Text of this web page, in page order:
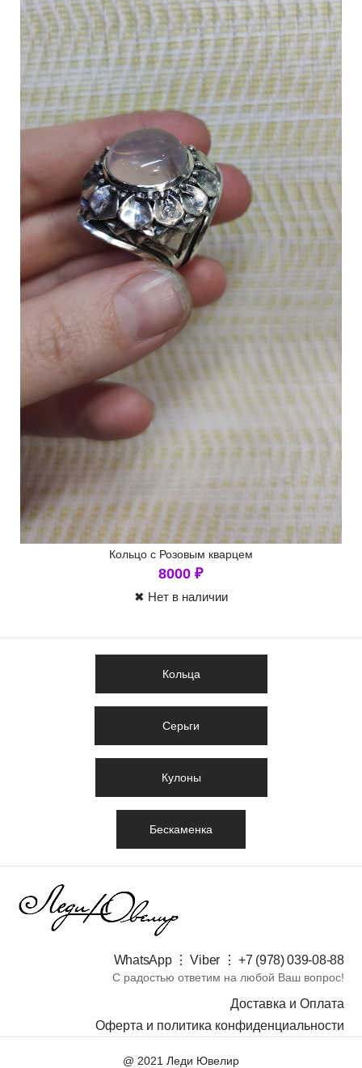
Кольцо с Розовым кварцем
8000 ₽
✖ Нет в наличии
Кольца
Серьги
Кулоны
Бескаменка
WhatsApp ⋮ Viber ⋮ +7 (978) 039-08-88​
С радостью ответим на любой Ваш вопрос!
Доставка и Оплата
Оферта и политика конфиденциальности
@ 2021 Леди Ювелир